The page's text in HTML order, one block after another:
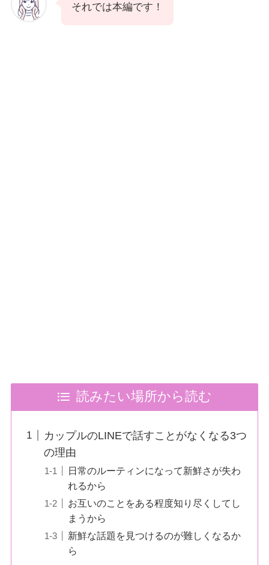
それでは本編です！
読みたい場所から読む
カップルのLINEで話すことがなくなる3つ
の理由
日常のルーティンになって新鮮さが失わ
れるから
お互いのことをある程度知り尽くしてし
まうから
新鮮な話題を見つけるのが難しくなるか
ら